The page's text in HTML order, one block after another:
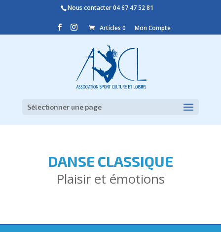
Nous contacter04 67 47 52 81
Articles 0 Mon Compte
Sélectionner une page
DANSE CLASSIQUE
Plaisir et émotions